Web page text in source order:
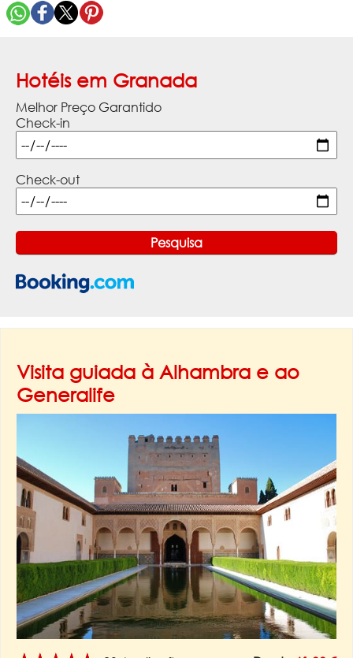
Hotéis em Granada
Melhor Preço Garantido
Check-in
Check-out
Visita guiada à Alhambra e ao
Generalife